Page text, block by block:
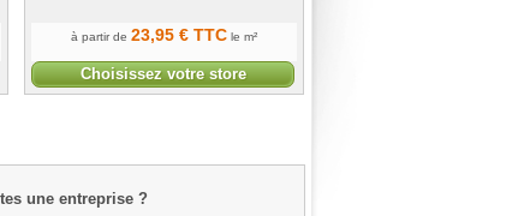
à partir de 23,95 € TTC le m²
Choisissez votre store
une entreprise ?